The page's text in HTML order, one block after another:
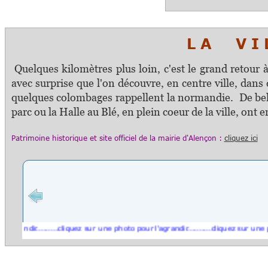
L A V I L L
Quelques kilomètres plus loin, c'est le grand retour
avec surprise que l'on découvre, en centre ville,
quelques colombages rappellent la normandie. De
parc ou la Halle au Blé, en plein coeur de la ville, ont
Patrimoine historique et site officiel de la mairie d'Alençon : cliquez ici
sur une photo pour l'agrandir..........cliquez sur une